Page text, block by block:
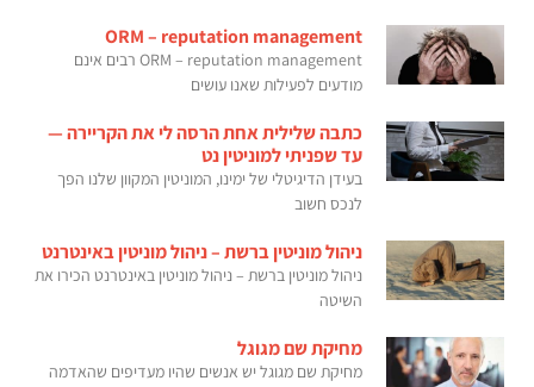
ORM – reputation management
ORM – reputation management רבים אינם
מודעים לפעילות שאנו עושים
כתבה שלילית אחת הרסה לי את הקריירה —
עד שפניתי למוניטין נט
בעידן הדיגיטלי של ימינו, המוניטין המקוון שלנו הפך
לנכס חשוב
ניהול מוניטין ברשת – ניהול מוניטין באינטרנט
ניהול מוניטין ברשת – ניהול מוניטין באינטרנט הכירו את
השיטה
מחיקת שם מגוגל
מחיקת שם מגוגל יש אנשים שהיו מעדיפים שהאדמה